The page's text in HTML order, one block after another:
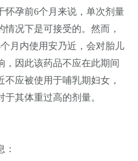
怀孕前6个月来说，单次剂量
况下是可接受的。然而，
月内使用安乃近，会对胎儿
，因此该药品不应在此期间
应被使用于哺乳期妇女，
其体重过高的剂量。